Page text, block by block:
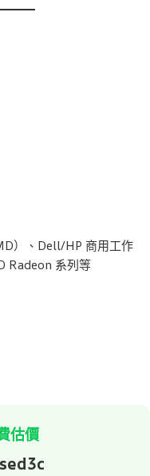
）、Dell/HP 商用工作
Radeon 系列等
估價